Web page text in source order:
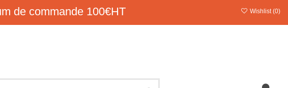
de commande 100€HT Wishlist (0)